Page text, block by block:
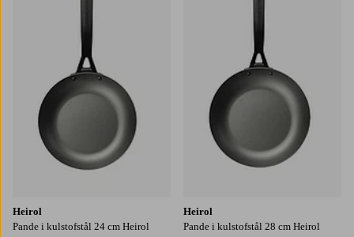
Heirol
Pande i kulstofstål 24 cm Heirol
Heirol
Pande i kulstofstål 28 cm Heirol